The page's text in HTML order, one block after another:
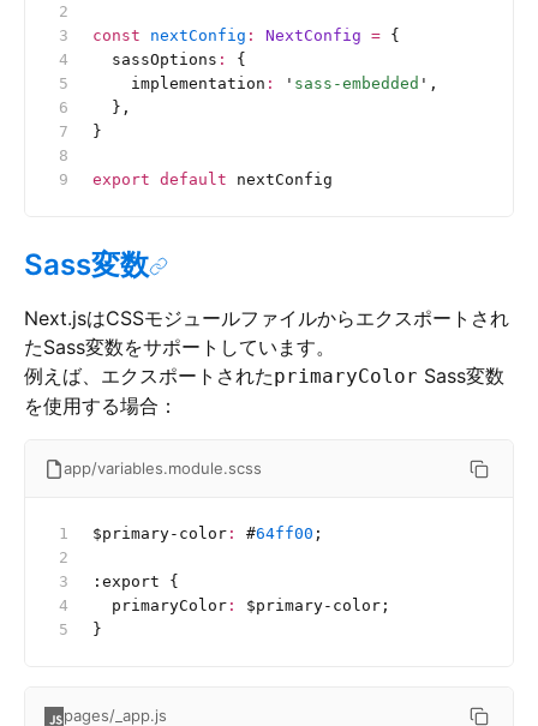
const nextConfig : NextConfig = {
  sassOptions
:
{
    implementation
: ' sass-embedded ' ,
  },
}
export default nextConfig
Sass変数
Next.jsはCSSモジュールファイルからエクスポートされ
たSass変数をサポートしています。
例えば、エクスポートされたprimaryColor Sass変数
を使用する場合：
app/variables.module.scss
$primary-color : #64ff00 ;
:export {
  primaryColor
:
$primary-color;
}
pages/_app.js